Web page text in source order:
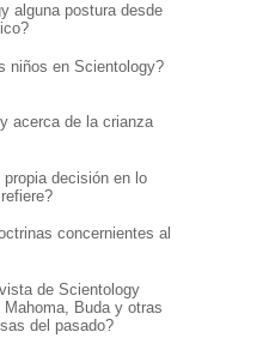
alguna postura desde
niños en Scientology?
acerca de la crianza
decisión en lo
concernientes al
de Scientology
Buda y otras
del pasado?